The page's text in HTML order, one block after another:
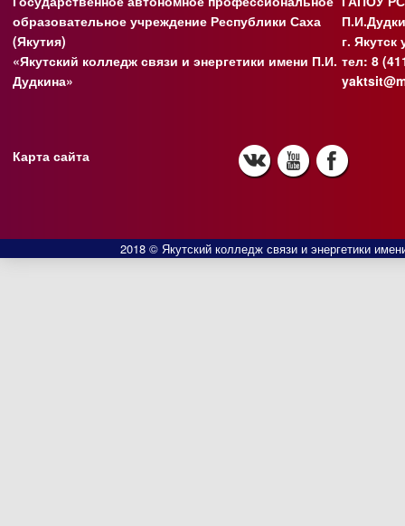
образовательное учреждение Республики Саха
(Якутия)
«Якутский колледж связи и энергетики имени П.И.
Дудкина»
г.
тел: 8
Карта сайта
2018 © Якутский колледж связи и энергетики